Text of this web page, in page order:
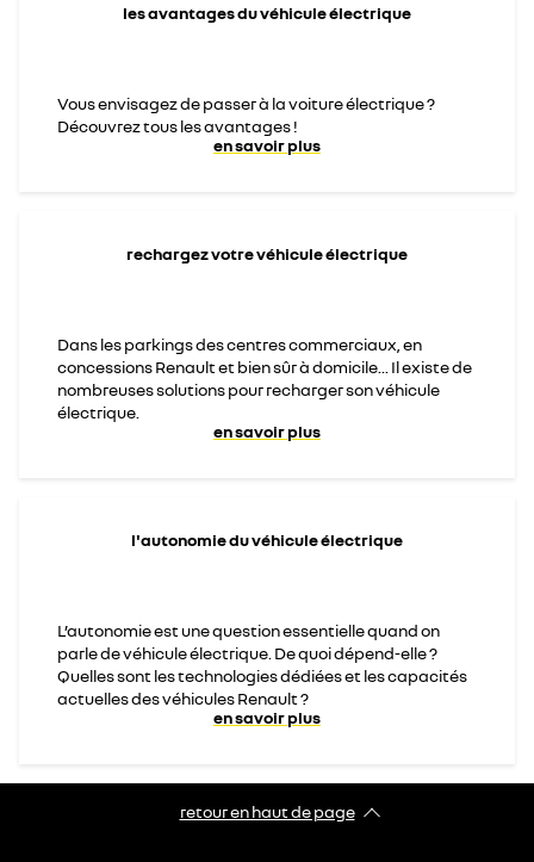
les avantages du véhicule électrique
Vous envisagez de passer à la voiture électrique ?
Découvrez tous les avantages !
en savoir plus
rechargez votre véhicule électrique
Dans les parkings des centres commerciaux, en
concessions Renault et bien sûr à domicile... Il existe de
nombreuses solutions pour recharger son véhicule
électrique.
en savoir plus
l'autonomie du véhicule électrique
L’autonomie est une question essentielle quand on
parle de véhicule électrique. De quoi dépend-elle ?
Quelles sont les technologies dédiées et les capacités
actuelles des véhicules Renault ?
en savoir plus
retour en haut de page​